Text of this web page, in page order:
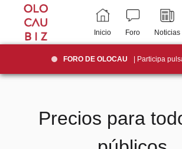
Inicio Foro Noticias
FORO DE OLOCAU | Participa
Precios para